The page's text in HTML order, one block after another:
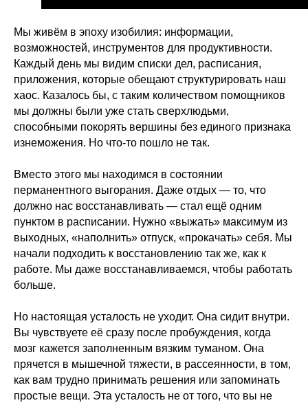
Мы живём в эпоху изобилия: информации,
возможностей, инструментов для продуктивности.
Каждый день мы видим списки дел, расписания,
приложения, которые обещают структурировать наш
хаос. Казалось бы, с таким количеством помощников
мы должны были уже стать сверхлюдьми,
способными покорять вершины без единого признака
изнеможения. Но что-то пошло не так.
Вместо этого мы находимся в состоянии
перманентного выгорания. Даже отдых — то, что
должно нас восстанавливать — стал ещё одним
пунктом в расписании. Нужно «выжать» максимум из
выходных, «наполнить» отпуск, «прокачать» себя. Мы
начали подходить к восстановлению так же, как к
работе. Мы даже восстанавливаемся, чтобы работать
больше.
Но настоящая усталость не уходит. Она сидит внутри.
Вы чувствуете её сразу после пробуждения, когда
мозг кажется заполненным вязким туманом. Она
прячется в мышечной тяжести, в рассеянности, в том,
как вам трудно принимать решения или запоминать
простые вещи. Эта усталость не от того, что вы не